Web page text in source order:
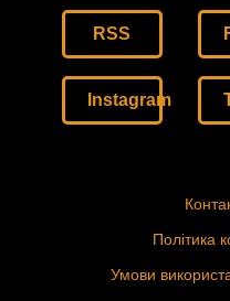
RSS
Instagram
Політика
Умови